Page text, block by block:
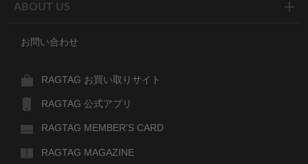
ABOUT US
お問い合わせ
RAGTAG お買い取りサイト
RAGTAG 公式アプリ
RAGTAG MEMBER'S CARD
RAGTAG MAGAZINE